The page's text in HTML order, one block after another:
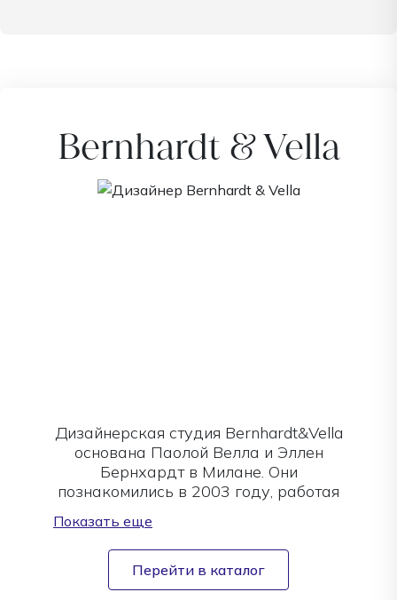
Bernhardt & Vella
Дизайнерская студия Bernhardt&Vella
основана Паолой Велла и Эллен
Бернхардт в Милане. Они
познакомились в 2003 году, работая
дизайнерский метод, вдохновленный
шедеврами прошлого, сочетает
искусство и архитектуру. Студия
сотрудничает с такими брендами, как
Показать еще
Перейти в каталог